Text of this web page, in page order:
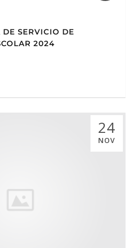
SERVICIO DE
2024
24
NOV